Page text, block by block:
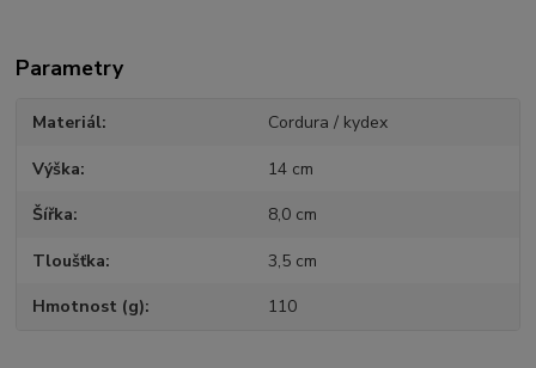
Parametry
Materiál Cordura / kydex
Výška 14 cm
Šířka 8,0 cm
Tloušťka 3,5 cm
Hmotnost (g) 110